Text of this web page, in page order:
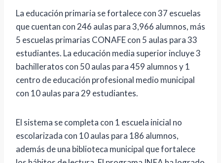
La educación primaria se fortalece con 37 escuelas
que cuentan con 246 aulas para 3,966 alumnos, más
5 escuelas primarias CONAFE con 5 aulas para 33
estudiantes. La educación media superior incluye 3
bachilleratos con 50 aulas para 459 alumnos y 1
centro de educación profesional medio municipal
con 10 aulas para 29 estudiantes.
El sistema se completa con 1 escuela inicial no
escolarizada con 10 aulas para 186 alumnos,
además de una biblioteca municipal que fortalece